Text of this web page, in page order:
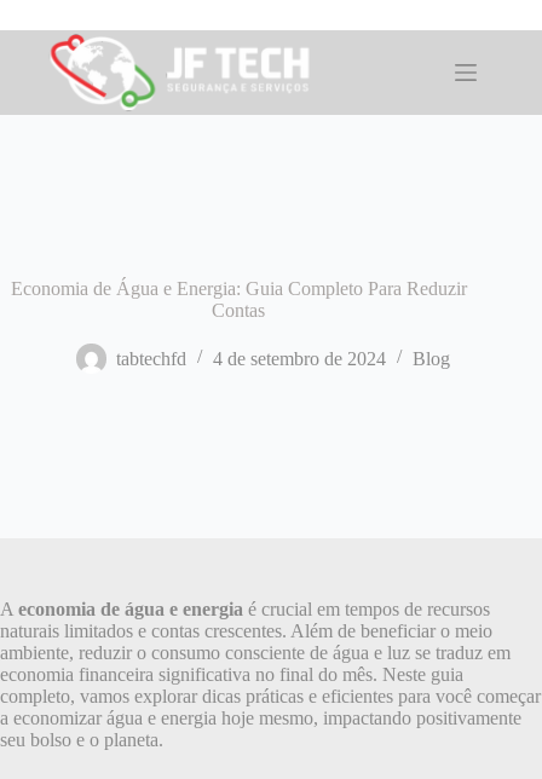
para
conteúdo
Economia de Água e Energia: Guia Completo Para Reduzir
Contas
tabtechfd 4 de setembro de 2024 Blog
A economia de água e energia é crucial em tempos de recursos
naturais limitados e contas crescentes. Além de beneficiar o meio
ambiente, reduzir o consumo consciente de água e luz se traduz em
economia financeira significativa no final do mês. Neste guia
completo, vamos explorar dicas práticas e eficientes para você começar
a economizar água e energia hoje mesmo, impactando positivamente
seu bolso e o planeta.